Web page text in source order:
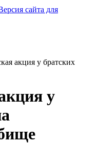
сайта для
акция у братских
у